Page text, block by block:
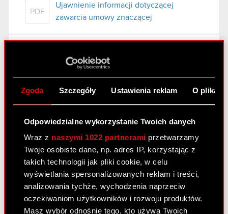
Zgoda Szczegóły Ustawienia reklam O
Odpowiedzialne wykorzystanie Twoich danych
Wraz z naszymi 1022 partnerami przetwarzamy
Twoje osobiste dane, np. adres IP, korzystając z
takich technologii jak pliki cookie, w celu
wyświetlania spersonalizowanych reklam i treści,
analizowania tychże, wychodzenia naprzeciw
oczekiwaniom użytkowników i rozwoju produktów.
Masz wybór odnośnie tego, kto używa Twoich
PDF
Ujawnienie informacji dotyczącej
zawarcia umowy znaczącej
Raport bieżący nr 66/2011
21 października 2011
PDF
Ujawnienie informacji dotyczącej umowy
Raport bieżący nr 66/2011
21 października 2011
PDF
Ujawnienie informacji dotyczącej umowy
znaczącej